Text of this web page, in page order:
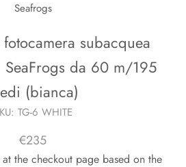
Seafrogs
subacquea
SeaFrogs da 60 m/195
(bianca)
TG-6 WHITE
€235
the checkout page based on the